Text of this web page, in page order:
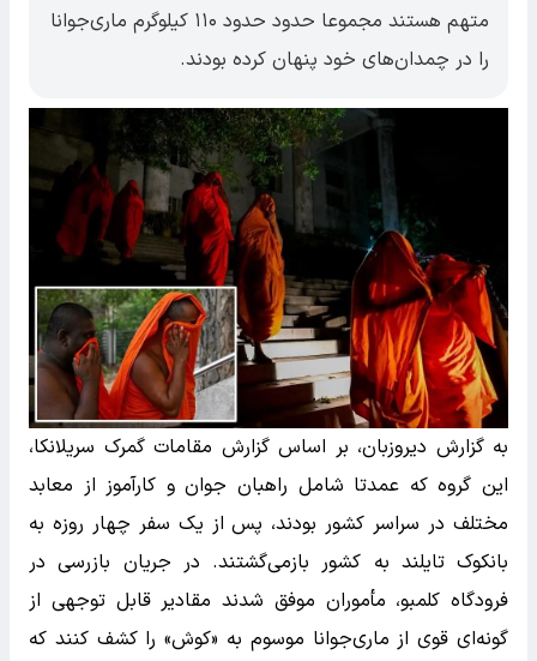
متهم هستند مجموعا حدود حدود ۱۱۰ کیلوگرم ماری‌جوانا
را در چمدان‌های خود پنهان کرده بودند.
به گزارش دیروزبان، بر اساس گزارش مقامات گمرک سریلانکا،
این گروه که عمدتا شامل راهبان جوان و کارآموز از معابد
مختلف در سراسر کشور بودند، پس از یک سفر چهار روزه به
بانکوک تایلند به کشور بازمی‌گشتند. در جریان بازرسی در
فرودگاه کلمبو، مأموران موفق شدند مقادیر قابل توجهی از
گونه‌ای قوی از ماری‌جوانا موسوم به «کوش» را کشف کنند که